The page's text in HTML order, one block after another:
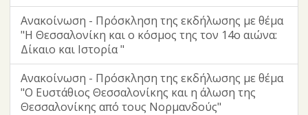
Ανακοίνωση - Πρόσκληση της εκδήλωσης με θέμα
"Η Θεσσαλονίκη και ο κόσμος της τον 14ο αιώνα:
Δίκαιο και Ιστορία "
Ανακοίνωση - Πρόσκληση της εκδήλωσης με θέμα
"Ο Ευστάθιος Θεσσαλονίκης και η άλωση της
Θεσσαλονίκης από τους Νορμανδούς"